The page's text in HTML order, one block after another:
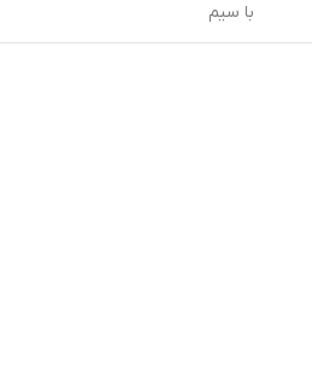
با سیم